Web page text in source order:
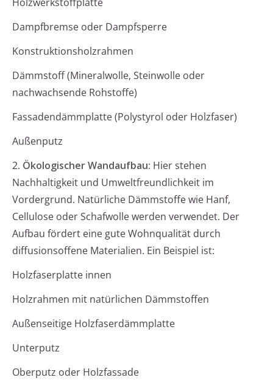
Dampfbremse oder Dampfsperre
Konstruktionsholzrahmen
Dämmstoff (Mineralwolle, Steinwolle oder
nachwachsende Rohstoffe)
Fassadendämmplatte (Polystyrol oder Holzfaser)
Außenputz
2. Ökologischer Wandaufbau: Hier stehen
Nachhaltigkeit und Umweltfreundlichkeit im
Vordergrund. Natürliche Dämmstoffe wie Hanf,
Cellulose oder Schafwolle werden verwendet. Der
Aufbau fördert eine gute Wohnqualität durch
diffusionsoffene Materialien. Ein Beispiel ist:
Holzfaserplatte innen
Holzrahmen mit natürlichen Dämmstoffen
Außenseitige Holzfaserdämmplatte
Unterputz
Oberputz oder Holzfassade